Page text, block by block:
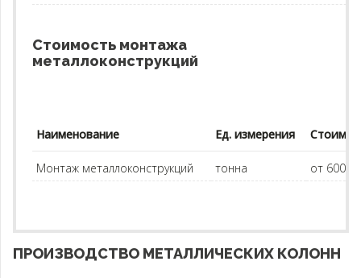
Стоимость монтажа
металлоконструкций
Наименование Ед. измерения
Монтаж металлоконструкций тонна от
ПРОИЗВОДСТВО МЕТАЛЛИЧЕСКИХ КОЛОНН